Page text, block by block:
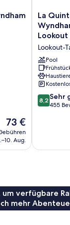
Der
Preis
beträgt
73 €
Aug.
La
Quinta
Inn
&
Suites
by
Wyndham
-
Lookout
Mtn
La
Lookout-
Pool
8.2
von
8,2 Sehr
455
um verfügbare
mehr